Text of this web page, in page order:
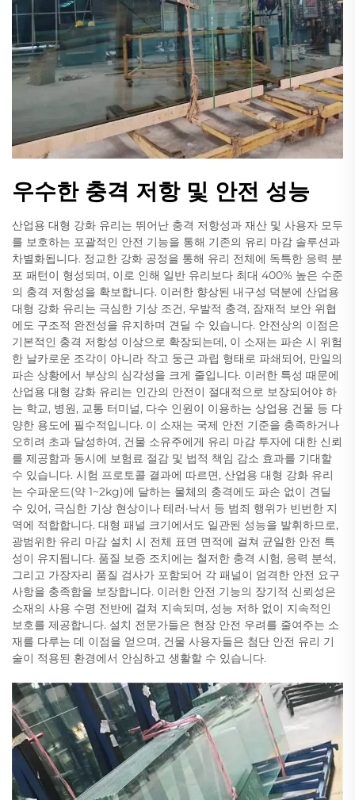
우수한 충격 저항 및 안전 성능
산업용 대형 강화 유리는 뛰어난 충격 저항성과 재산 및 사용자 모두
를 보호하는 포괄적인 안전 기능을 통해 기존의 유리 마감 솔루션과
차별화됩니다. 정교한 강화 공정을 통해 유리 전체에 독특한 응력 분
포 패턴이 형성되며, 이로 인해 일반 유리보다 최대 400% 높은 수준
의 충격 저항성을 확보합니다. 이러한 향상된 내구성 덕분에 산업용
대형 강화 유리는 극심한 기상 조건, 우발적 충격, 잠재적 보안 위협
에도 구조적 완전성을 유지하며 견딜 수 있습니다. 안전상의 이점은
기본적인 충격 저항성 이상으로 확장되는데, 이 소재는 파손 시 위험
한 날카로운 조각이 아니라 작고 둥근 과립 형태로 파쇄되어, 만일의
파손 상황에서 부상의 심각성을 크게 줄입니다. 이러한 특성 때문에
산업용 대형 강화 유리는 인간의 안전이 절대적으로 보장되어야 하
는 학교, 병원, 교통 터미널, 다수 인원이 이용하는 상업용 건물 등 다
양한 용도에 필수적입니다. 이 소재는 국제 안전 기준을 충족하거나
오히려 초과 달성하여, 건물 소유주에게 유리 마감 투자에 대한 신뢰
를 제공함과 동시에 보험료 절감 및 법적 책임 감소 효과를 기대할
수 있습니다. 시험 프로토콜 결과에 따르면, 산업용 대형 강화 유리
는 수파운드(약 1~2kg)에 달하는 물체의 충격에도 파손 없이 견딜
수 있어, 극심한 기상 현상이나 테러·낙서 등 범죄 행위가 빈번한 지
역에 적합합니다. 대형 패널 크기에서도 일관된 성능을 발휘하므로,
광범위한 유리 마감 설치 시 전체 표면 면적에 걸쳐 균일한 안전 특
성이 유지됩니다. 품질 보증 조치에는 철저한 충격 시험, 응력 분석,
그리고 가장자리 품질 검사가 포함되어 각 패널이 엄격한 안전 요구
사항을 충족함을 보장합니다. 이러한 안전 기능의 장기적 신뢰성은
소재의 사용 수명 전반에 걸쳐 지속되며, 성능 저하 없이 지속적인
보호를 제공합니다. 설치 전문가들은 현장 안전 우려를 줄여주는 소
재를 다루는 데 이점을 얻으며, 건물 사용자들은 첨단 안전 유리 기
술이 적용된 환경에서 안심하고 생활할 수 있습니다.